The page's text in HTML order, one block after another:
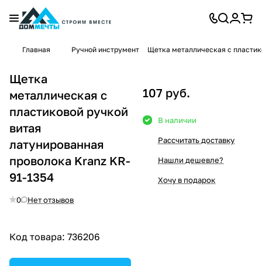
Главная Ручной инструмент Щетка металлическая с
Щетка
металлическая с
пластиковой ручкой
витая
латунированная
проволока Kranz KR-
91-1354
0 Нет отзывов
Код товара: 736206
107 руб.
В наличии
Рассчитать доставку
Нашли дешевле?
Хочу в подарок